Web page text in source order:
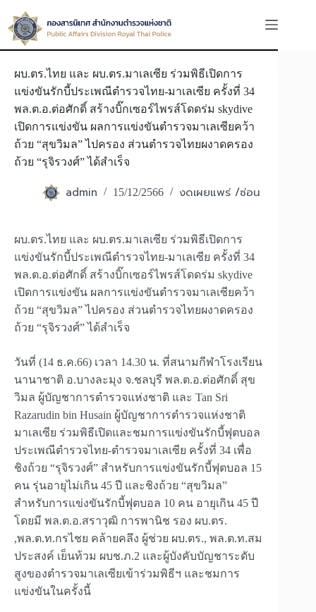
to
content
ผบ.ตร.ไทย และ ผบ.ตร.มาเลเซีย ร่วมพิธีเปิดการ
แข่งขันรักบี้ประเพณีตำรวจไทย-มาเลเซีย ครั้งที่ 34
พล.ต.อ.ต่อศักดิ์ สร้างบิ๊กเซอร์ไพรส์โดดร่ม skydive
เปิดการแข่งขัน ผลการแข่งขันตำรวจมาเลเซียคว้า
ถ้วย “สุขวิมล” ไปครอง ส่วนตำรวจไทยผงาดครอง
ถ้วย “รุจิรวงศ์” ได้สำเร็จ
admin 15/12/2566 งดเผยแพร่ /ซ่อน
ผบ.ตร.ไทย และ ผบ.ตร.มาเลเซีย ร่วมพิธีเปิดการ
แข่งขันรักบี้ประเพณีตำรวจไทย-มาเลเซีย ครั้งที่ 34
พล.ต.อ.ต่อศักดิ์ สร้างบิ๊กเซอร์ไพรส์โดดร่ม skydive
เปิดการแข่งขัน ผลการแข่งขันตำรวจมาเลเซียคว้า
ถ้วย “สุขวิมล” ไปครอง ส่วนตำรวจไทยผงาดครอง
ถ้วย “รุจิรวงศ์” ได้สำเร็จ
วันที่ (14 ธ.ค.66) เวลา 14.30 น. ที่สนามกีฬาโรงเรียน
นานาชาติ อ.บางละมุง จ.ชลบุรี พล.ต.อ.ต่อศักดิ์ สุข
วิมล ผู้บัญชาการตำรวจแห่งชาติ และ Tan Sri
Razarudin bin Husain ผู้บัญชาการตำรวจแห่งชาติ
มาเลเซีย ร่วมพิธีเปิดและชมการแข่งขันรักบี้ฟุตบอล
ประเพณีตำรวจไทย-ตำรวจมาเลเซีย ครั้งที่ 34 เพื่อ
ชิงถ้วย “รุจิรวงศ์” สำหรับการแข่งขันรักบี้ฟุตบอล 15
คน รุ่นอายุไม่เกิน 45 ปี และชิงถ้วย “สุขวิมล”
สำหรับการแข่งขันรักบี้ฟุตบอล 10 คน อายุเกิน 45 ปี
โดยมี พล.ต.อ.สราวุฒิ การพานิช รอง ผบ.ตร.
,พล.ต.ท.กรไชย คล้ายคลึง ผู้ช่วย ผบ.ตร., พล.ต.ท.สม
ประสงค์ เย็นท้วม ผบช.ภ.2 และผู้บังคับบัญชาระดับ
สูงของตำรวจมาเลเซียเข้าร่วมพิธีฯ และชมการ
แข่งขันในครั้งนี้